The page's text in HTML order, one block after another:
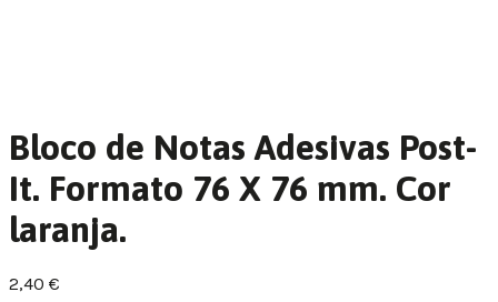
Bloco de Notas Adesivas Post-
It. Formato 76 X 76 mm. Cor
laranja.
2,40 €